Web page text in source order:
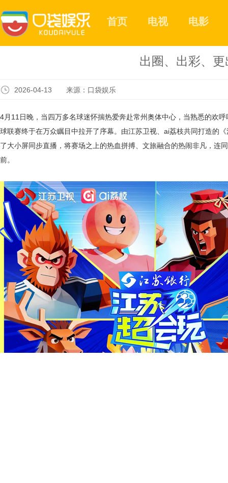
首页 电视 电影
出圈、出彩、
2026-04-13 来源：口袋娱乐
4月11日晚，当四万多名球迷怀揣热爱奔赴常州奥体中心，当熟悉的欢
球联赛终于在万众瞩目中拉开了序幕。由江苏卫视、ai荔枝共同打造的
了大小屏同步直播，将赛场之上的热血拼搏、文旅融合的热闹非凡，连
前。